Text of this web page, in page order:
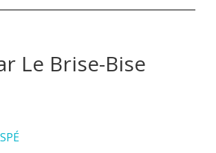
Le Brise-Bise